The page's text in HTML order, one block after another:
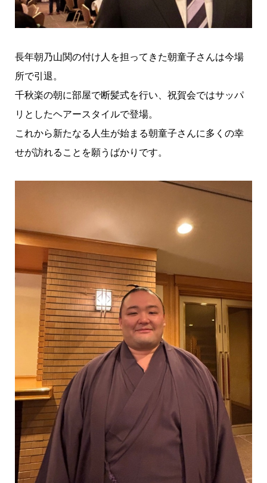
長年朝乃山関の付け人を担ってきた朝童子さんは今場
所で引退。
千秋楽の朝に部屋で断髪式を行い、祝賀会ではサッパ
リとしたヘアースタイルで登場。
これから新たなる人生が始まる朝童子さんに多くの幸
せが訪れることを願うばかりです。